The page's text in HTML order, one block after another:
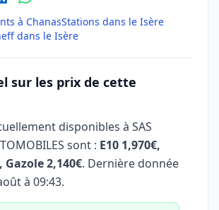
à ChanasStations dans le Isère
dans le Isère
sur les prix de cette
disponibles à SAS
sont : E10 1,970€,
Gazole 2,140€. Dernière donnée
à 09:43.